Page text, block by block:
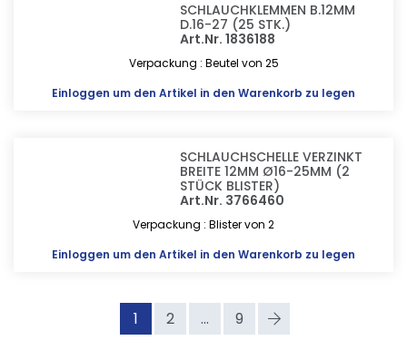
SCHLAUCHKLEMMEN B.12MM
D.16-27 (25 STK.)
Art.Nr. 1836188
Verpackung : Beutel von 25
Einloggen um den Artikel in den Warenkorb zu legen
SCHLAUCHSCHELLE VERZINKT
BREITE 12MM Ø16-25MM (2
STÜCK BLISTER)
Art.Nr. 3766460
Verpackung : Blister von 2
Einloggen um den Artikel in den Warenkorb zu legen
1 2 ... 9